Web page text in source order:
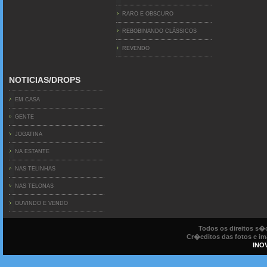
RARO E OBSCURO
REBOBINANDO CLÁSSICOS
REVENDO
NOTICIAS/DROPS
EM CASA
GENTE
JOGATINA
NA ESTANTE
NAS TELINHAS
NAS TELONAS
OUVINDO E VENDO
Todos os direitos
Cr�editos das fotos e